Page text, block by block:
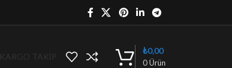
KARGO TAKİP
0Ürün
₺0,00